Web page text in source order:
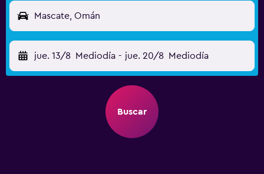
Mascate, Omán
jue. 13/8 Mediodía - jue. 20/8 Mediodía
Buscar